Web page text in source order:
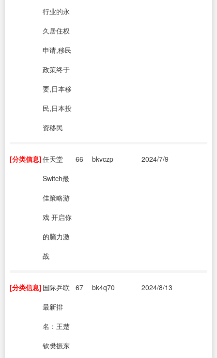
行业的永
久居住权
申请,移民
政策终于
要,日本移
民,日本投
资移民
[分类信息]任天堂
Switch最
佳策略游
戏 开启你
的脑力激
战
66 bkvczp 2024/7/9
[分类信息] 国际乒联
最新排
名：王楚
钦樊振东
67 bk4q70 2024/8/13